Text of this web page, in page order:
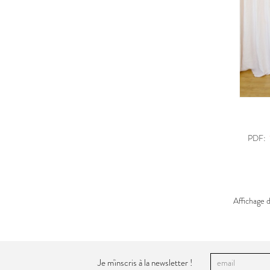
PDF:
Affichage
Je m'inscris à la newsletter !